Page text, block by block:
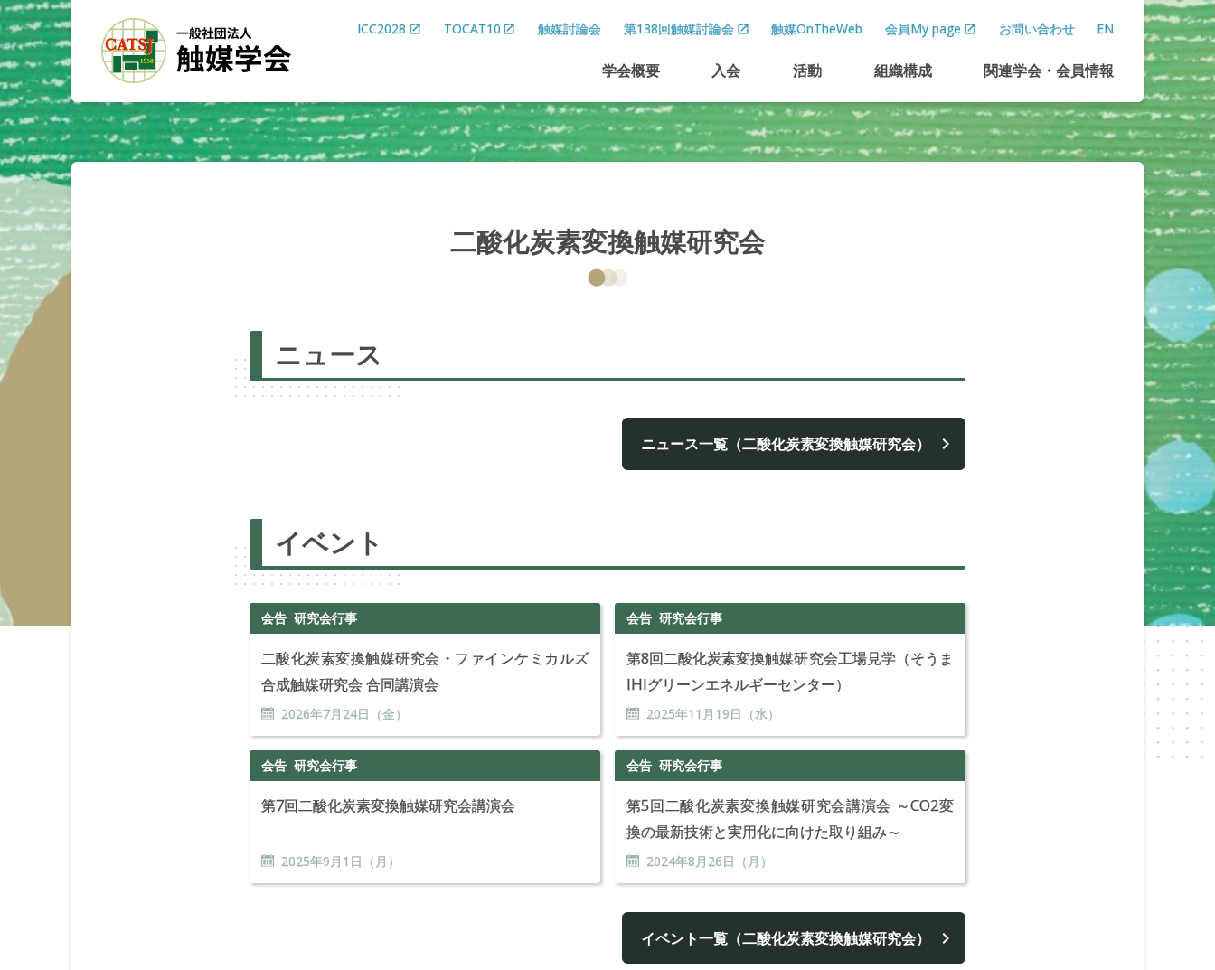
ICC2028 TOCAT10 触媒討論会 第138回触媒討論会 触媒OnTheWeb 会員My page お問い合わせ EN
学会概要 入会 活動 組織構成 関連学会 ・会員情報
二酸化炭素変換触媒研究会
ニュース
ニュース一覧（二酸化炭素変換触媒研究会）
イベント
会告 研究会行事
二酸化炭素変換触媒研究会・ファインケミカルズ
合成触媒研究会 合同講演会
2026年7月24日（金）
会告 研究会行事
第8回二酸化炭素変換触媒研究会工場見学（そうま
IHIグリーンエネルギーセンター）
2025年11 月 19日（水）
会告 研究会行事
第7回二酸化炭素変換触媒研究会講演会
2025年9月 1 日（月）
会告 研究会行事
第5回二酸化炭素変換触媒研究会講演会 ～CO2変
換の最新技術と実用化に向けた取り組み～
2024年8月26日（月）
イベント一覧（二酸化炭素変換触媒研究会）